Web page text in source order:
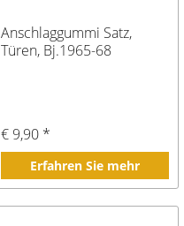
Anschlaggummi Satz,
Türen, Bj.1965-68
€ 9,90 *
Erfahren Sie mehr